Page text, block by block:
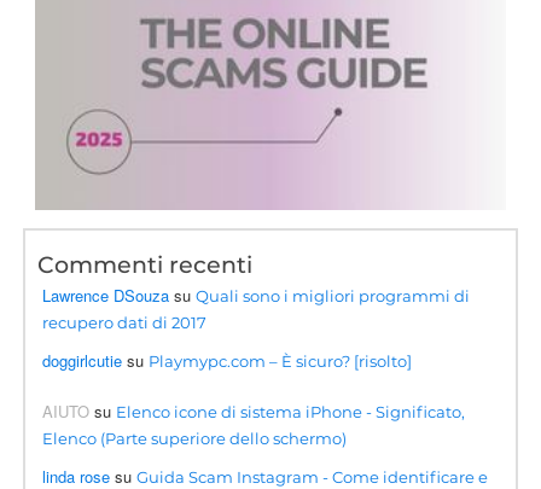
Commenti recenti
Lawrence DSouza suQuali sono i migliori programmi di
recupero dati di 2017
doggirlcutie su Playmypc.com – È sicuro? [risolto]
AIUTO su Elenco icone di sistema iPhone - Significato,
Elenco (Parte superiore dello schermo)
linda rose suGuida Scam Instagram - Come identificare e